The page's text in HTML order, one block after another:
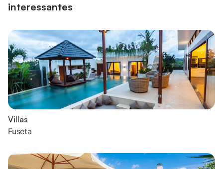
interessantes
Villas
Fuseta